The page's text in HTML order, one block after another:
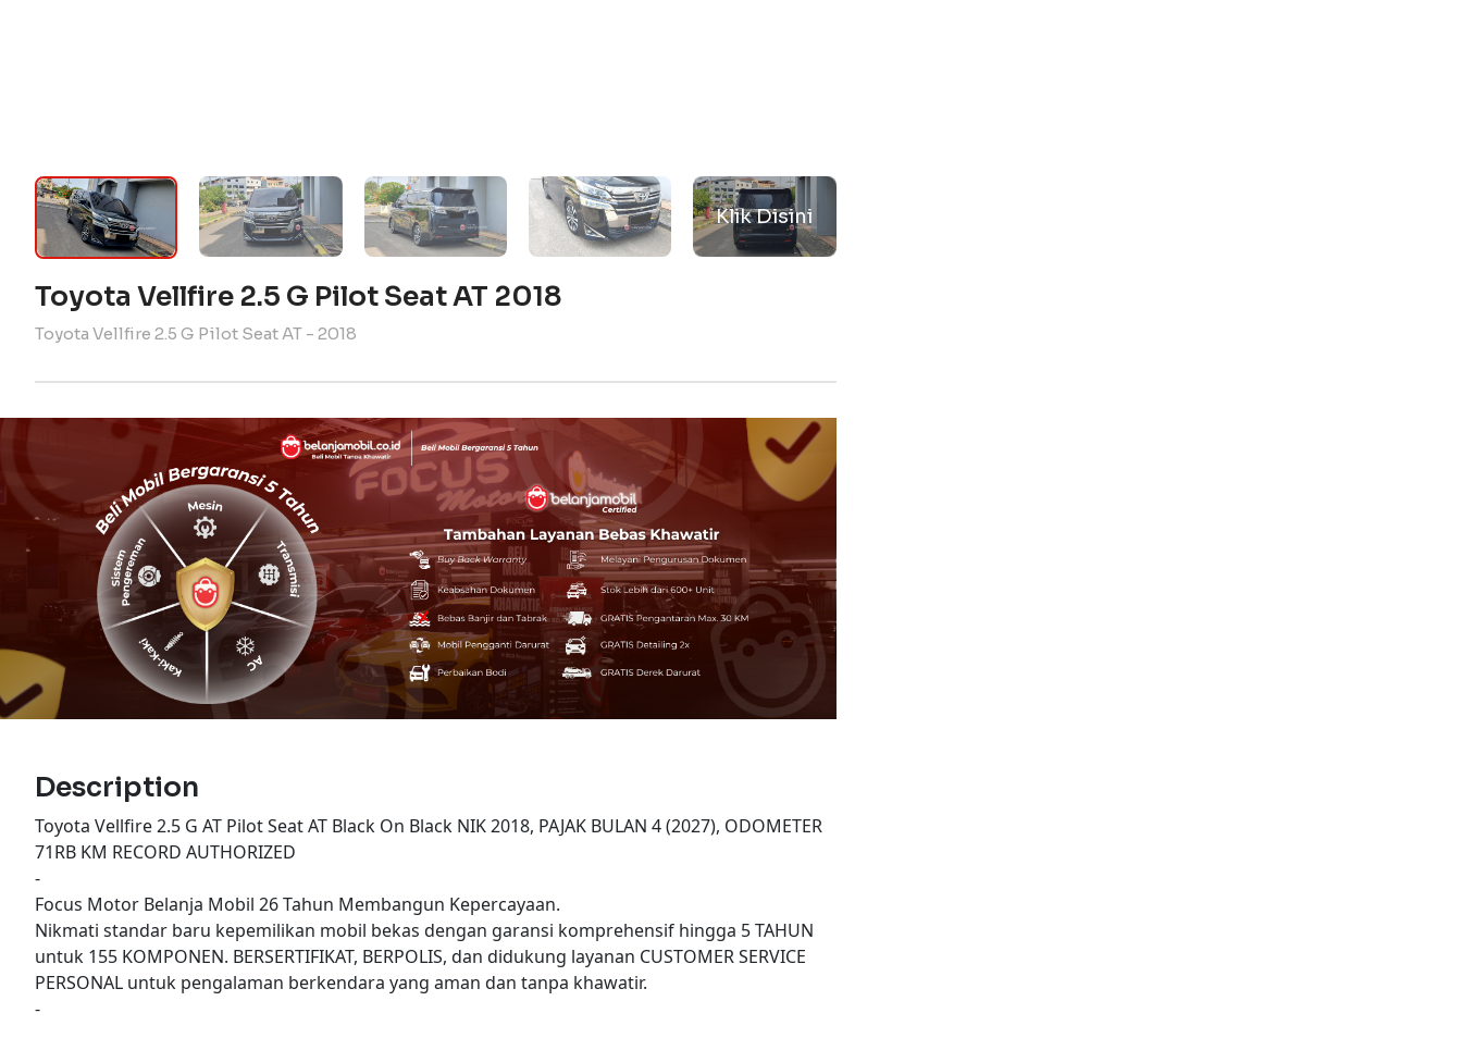
Toyota Vellfire 2.5 G Pilot Seat AT 2018
Toyota Vellfire 2.5 G Pilot Seat AT - 2018
Description
Toyota Vellfire 2.5 G AT Pilot Seat AT Black On Black NIK 2018, PAJAK BULAN 4 (2027), ODOMETER
71RB KM RECORD AUTHORIZED
-
Focus Motor Belanja Mobil 26 Tahun Membangun Kepercayaan.
Nikmati standar baru kepemilikan mobil bekas dengan garansi komprehensif hingga 5 TAHUN
untuk 155 KOMPONEN. BERSERTIFIKAT, BERPOLIS, dan didukung layanan CUSTOMER SERVICE
PERSONAL untuk pengalaman berkendara yang aman dan tanpa khawatir.
-